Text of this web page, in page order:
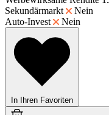
Sekundärmarkt
Nein
Auto-Invest
Nein
In Ihren Favoriten